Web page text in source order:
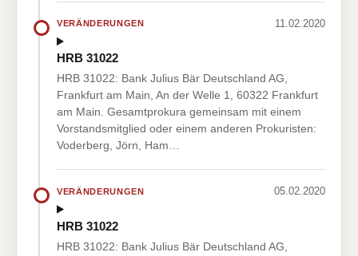
VERÄNDERUNGEN 11.02.2020
HRB 31022
HRB 31022: Bank Julius Bär Deutschland AG,
Frankfurt am Main, An der Welle 1, 60322 Frankfurt
am Main. Gesamtprokura gemeinsam mit einem
Vorstandsmitglied oder einem anderen Prokuristen:
Voderberg, Jörn, Ham…
VERÄNDERUNGEN 05.02.2020
HRB 31022
HRB 31022: Bank Julius Bär Deutschland AG,